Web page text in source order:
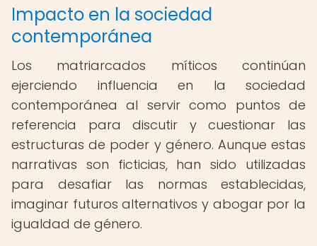
Impacto en la sociedad
contemporánea
Los matriarcados míticos continúan
ejerciendo influencia en la sociedad
contemporánea al servir como puntos de
referencia para discutir y cuestionar las
estructuras de poder y género. Aunque estas
narrativas son ficticias, han sido utilizadas
para desafiar las normas establecidas,
imaginar futuros alternativos y abogar por la
igualdad de género.